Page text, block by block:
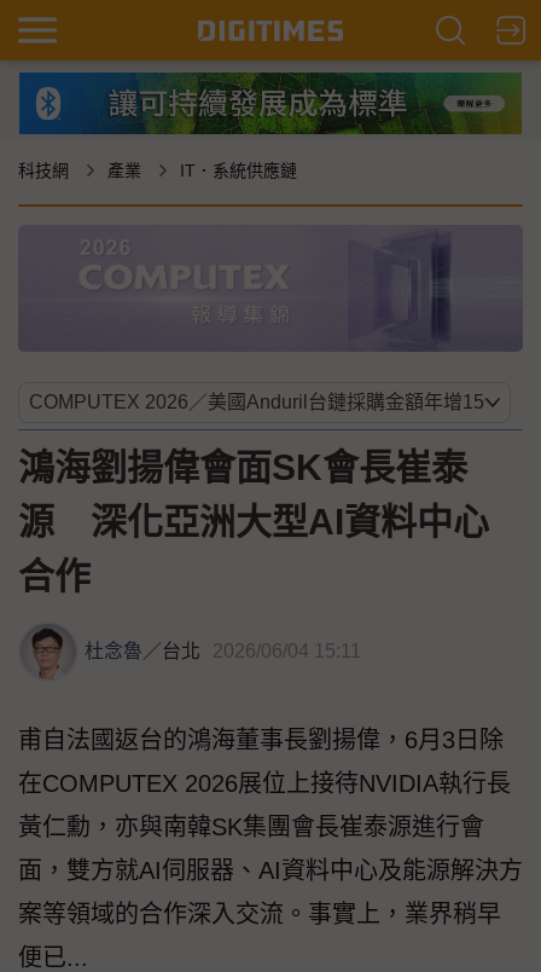
科技網 產業 IT．系統供應鏈
鴻海劉揚偉會面SK會長崔泰
源 深化亞洲大型AI資料中心
合作
杜念魯 ／台北 2026/06/04 15:11
甫自法國返台的鴻海董事長劉揚偉，6月3日除
在COMPUTEX 2026展位上接待NVIDIA執行長
黃仁勳，亦與南韓SK集團會長崔泰源進行會
面，雙方就AI伺服器、AI資料中心及能源解決方
案等領域的合作深入交流。事實上，業界稍早
便已...